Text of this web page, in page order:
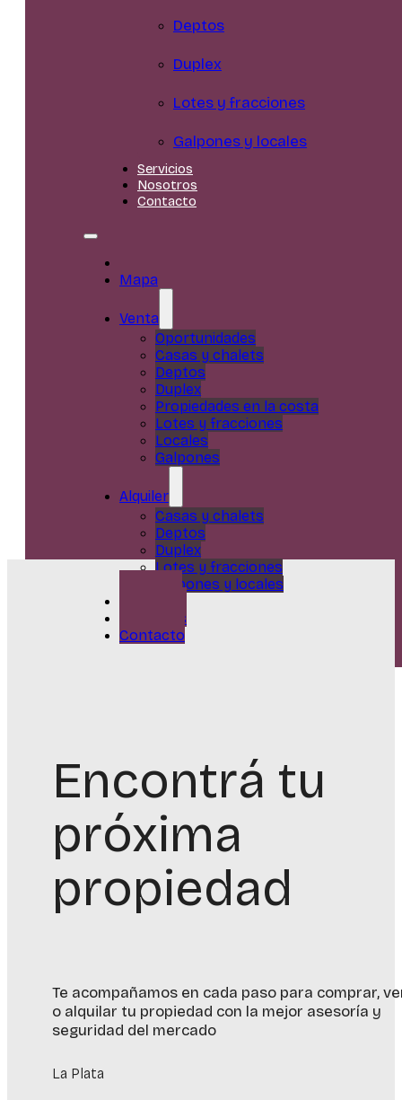
Deptos
Duplex
Lotes y fracciones
Galpones y locales
Servicios
Nosotros
Contacto
Mapa
Venta
Oportunidades
Casas y chalets
Deptos
Duplex
Propiedades en la costa
Lotes y fracciones
Locales
Galpones
Alquiler
Casas y chalets
Deptos
Duplex
Lotes y fracciones
Galpones y locales
Nosotros
Contacto
Encontrá tu
próxima
propiedad
Te acompañamos en cada paso para comprar,
o alquilar tu propiedad con la mejor asesoría y
seguridad del mercado
La Plata